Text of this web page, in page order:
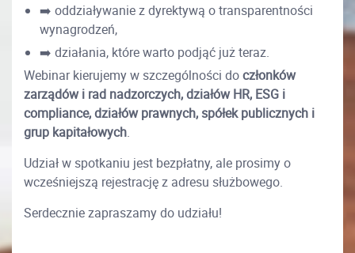
➡️ oddziaływanie z dyrektywą o transparentności
wynagrodzeń,
➡️ działania, które warto podjąć już teraz.
Webinar kierujemy w szczególności doczłonków
zarządów i rad nadzorczych, działów HR, ESG i
compliance, działów prawnych, spółek publicznych i
grup kapitałowych.
Udział w spotkaniu jest bezpłatny, ale prosimy o
wcześniejszą rejestrację z adresu służbowego.
Serdecznie zapraszamy do udziału!